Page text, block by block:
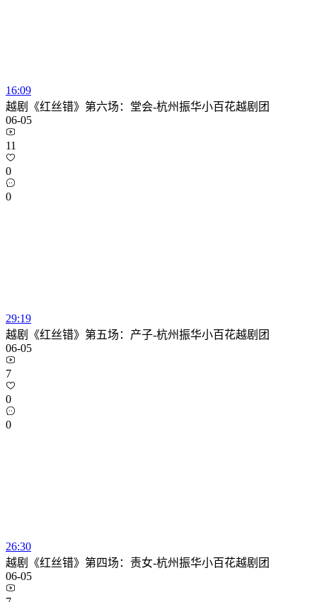
16:09
越剧《红丝错》第六场：堂会-杭州振华小百花越剧团
06-05
11
0
0
29:19
越剧《红丝错》第五场：产子-杭州振华小百花越剧团
06-05
7
0
0
26:30
越剧《红丝错》第四场：责女-杭州振华小百花越剧团
06-05